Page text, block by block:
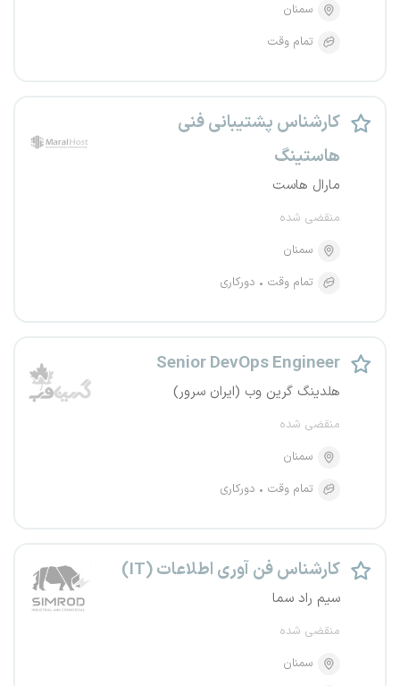
سمنان
تمام وقت
کارشناس پشتیبانی فنی
هاستینگ
مارال هاست
منقضی شده
سمنان
تمام وقت
دورکاری
Senior DevOps Engineer
هلدینگ گرین وب (ایران سرور)
منقضی شده
سمنان
تمام وقت
دورکاری
کارشناس فن آوری اطلاعات (IT)
سیم راد سما
منقضی شده
سمنان